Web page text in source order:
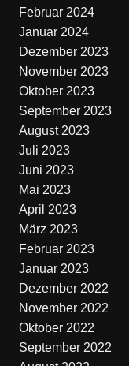
Februar 2024
Januar 2024
Dezember 2023
November 2023
Oktober 2023
September 2023
August 2023
Juli 2023
Juni 2023
Mai 2023
April 2023
März 2023
Februar 2023
Januar 2023
Dezember 2022
November 2022
Oktober 2022
September 2022